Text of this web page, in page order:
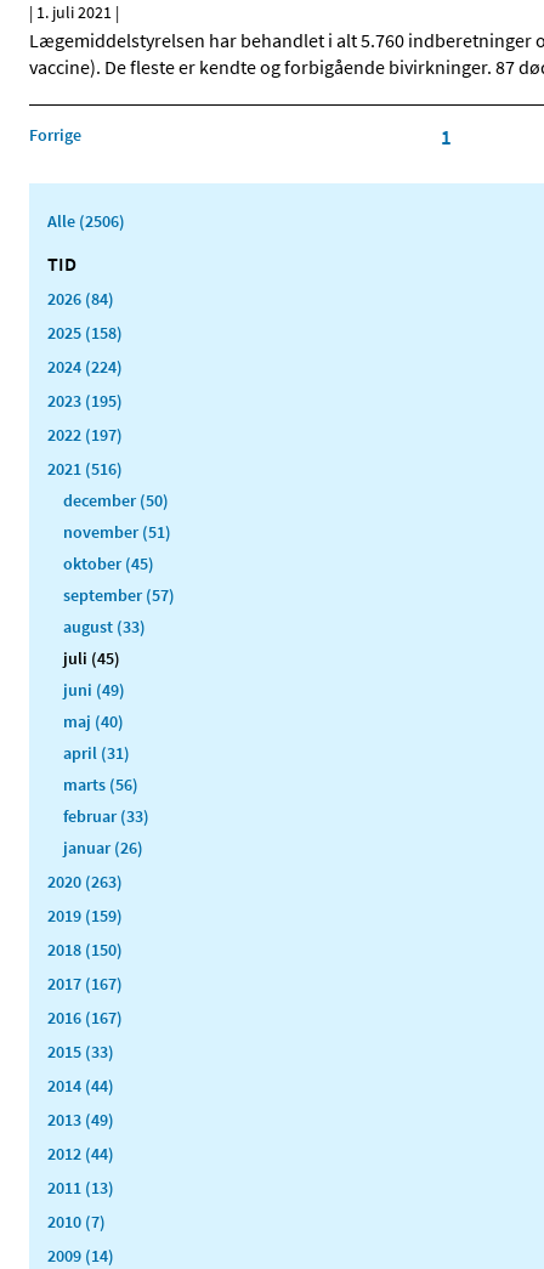
| 1. juli 2021 |
Lægemiddelstyrelsen har behandlet i alt 5.760 indberetninger
vaccine). De fleste er kendte og forbigående bivirkninger. 87
Forrige 1
Alle (2506)
TID
2026 (84)
2025 (158)
2024 (224)
2023 (195)
2022 (197)
2021 (516)
december (50)
november (51)
oktober (45)
september (57)
august (33)
juli (45)
juni (49)
maj (40)
april (31)
marts (56)
februar (33)
januar (26)
2020 (263)
2019 (159)
2018 (150)
2017 (167)
2016 (167)
2015 (33)
2014 (44)
2013 (49)
2012 (44)
2011 (13)
2010 (7)
2009 (14)